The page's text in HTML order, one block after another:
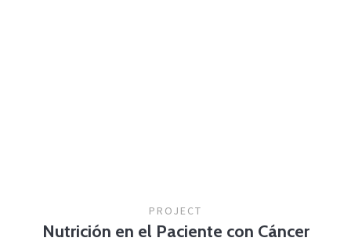
PROJECT
Nutrición en el Paciente con Cáncer